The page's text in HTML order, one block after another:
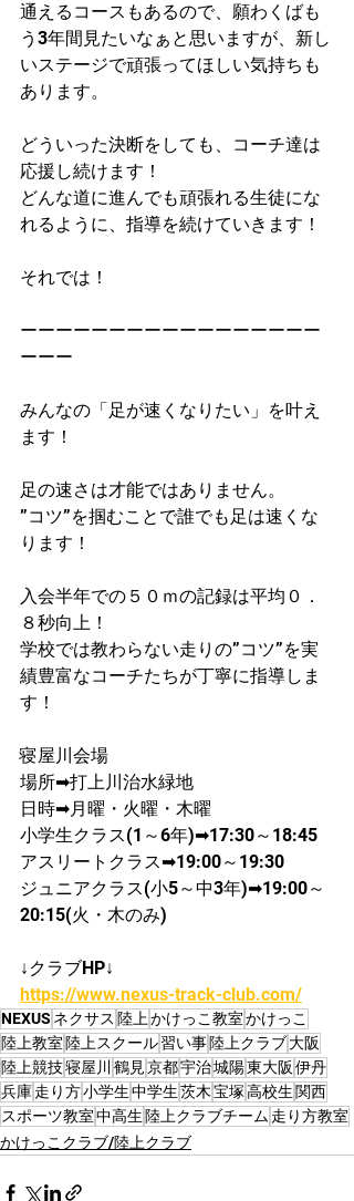
通えるコースもあるので、願わくばも
う3年間見たいなぁと思いますが、新し
いステージで頑張ってほしい気持ちも
あります。
どういった決断をしても、コーチ達は
応援し続けます！
どんな道に進んでも頑張れる生徒にな
れるように、指導を続けていきます！
それでは！
ーーーーーーーーーーーーーーーーー
ーーー
みんなの「足が速くなりたい」を叶え
ます！
足の速さは才能ではありません。
”コツ”を掴むことで誰でも足は速くな
ります！
入会半年での５０ｍの記録は平均０．
８秒向上！
学校では教わらない走りの”コツ”を実
績豊富なコーチたちが丁寧に指導しま
す！
寝屋川会場
場所➡打上川治水緑地
日時➡月曜・火曜・木曜
小学生クラス(1～6年)➡17:30～18:45
アスリートクラス➡19:00～19:30
ジュニアクラス(小5～中3年)➡19:00～
20:15(火・木のみ)
↓クラブHP↓
https://www.nexus-track-club.com/
NEXUS ネクサス 陸上かけっこ教室かけっこ
陸上教室 陸上スクール習い事陸上クラブ大阪
陸上競技寝屋川 鶴見京都宇治城陽東大阪 伊丹
兵庫走り方小学生中学生茨木宝塚高校生 関西
スポーツ教室中高生 陸上クラブチーム 走り方教室
かけっこクラブ/陸上クラブ